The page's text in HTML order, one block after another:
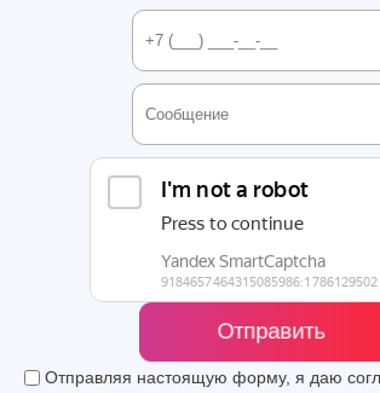
Отправить
Отправляя настоящую форму, я даю